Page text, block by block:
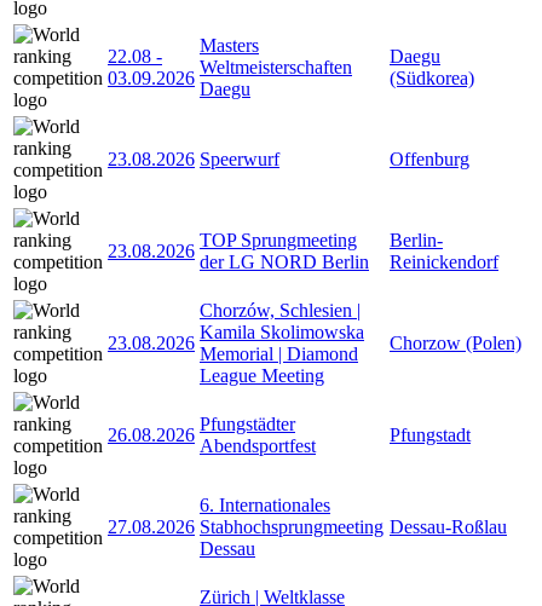
22.08 -
03.09.2026
Masters
Weltmeisterschaften
Daegu
Daegu
(Südkorea)
23.08.2026 Speerwurf Offenburg
23.08.2026
TOP Sprungmeeting
der LG NORD Berlin
Berlin-
Reinickendorf
23.08.2026
Chorzów, Schlesien |
Kamila Skolimowska
Memorial | Diamond
League Meeting
Chorzow (Polen)
26.08.2026
Pfungstädter
Abendsportfest
Pfungstadt
27.08.2026
6. Internationales
Stabhochsprungmeeting
Dessau
Dessau-Roßlau
Zürich | Weltklasse